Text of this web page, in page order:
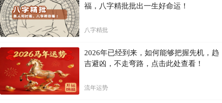
福，八字精批批出一生好命运！
八字精批
2026年已经到来，如何能够把握先机，趋
吉避凶，不走弯路，点击此处查看！
流年运势